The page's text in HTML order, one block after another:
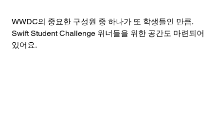
WWDC의 중요한 구성원 중 하나가 또 학생들인 만큼,
Swift Student Challenge 위너들을 위한 공간도 마련되어
있어요.